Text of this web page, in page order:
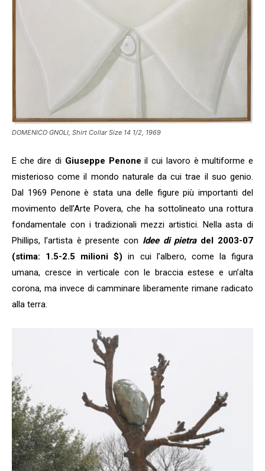
DOMENICO GNOLI, Shirt Collar Size 14 1/2, 1969
E che dire di Giuseppe Penoneil cui lavoro è multiforme e
misterioso come il mondo naturale da cui trae il suo genio.
Dal 1969 Penone è stata una delle figure più importanti del
movimento dell’Arte Povera, che ha sottolineato una rottura
fondamentale con i tradizionali mezzi artistici. Nella asta di
Phillips, l’artista è presente con Idee di pietra del 2003-07
(stima: 1.5-2.5 milioni $) in cui l’albero, come la figura
umana, cresce in verticale con le braccia estese e un’alta
corona, ma invece di camminare liberamente rimane radicato
alla terra.